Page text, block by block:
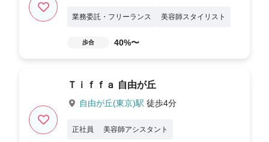
業務委託・フリーランス 美容師スタイリスト
歩合 40%〜
Ｔｉｆｆａ 自由が丘
自由が丘(東京)駅 徒歩4分
正社員 美容師アシスタント